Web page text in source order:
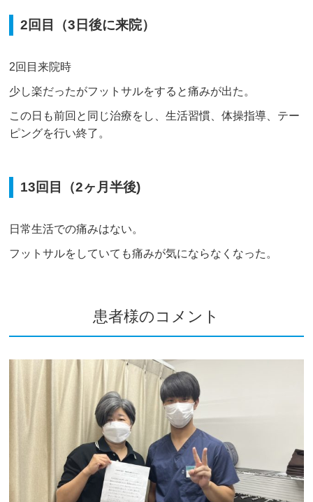
2回目（3日後に来院）
2回目来院時
少し楽だったがフットサルをすると痛みが出た。
この日も前回と同じ治療をし、生活習慣、体操指導、テー
ピングを行い終了。
13回目（2ヶ月半後)
日常生活での痛みはない。
フットサルをしていても痛みが気にならなくなった。
患者様のコメント